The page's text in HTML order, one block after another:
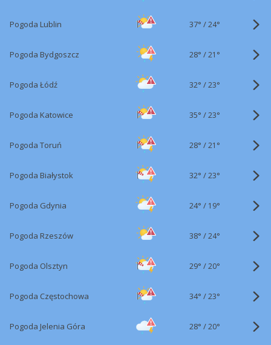
Pogoda Lublin 37° /24°
Pogoda Bydgoszcz 28° /21°
Pogoda Łódź 32° /23°
Pogoda Katowice 35° /23°
Pogoda Toruń 28° /21°
Pogoda Białystok 32° /23°
Pogoda Gdynia 24° / 19°
Pogoda Rzeszów 38° /24°
Pogoda Olsztyn 29° /20°
Pogoda Częstochowa 34° /23°
Pogoda Jelenia Góra 28° /20°